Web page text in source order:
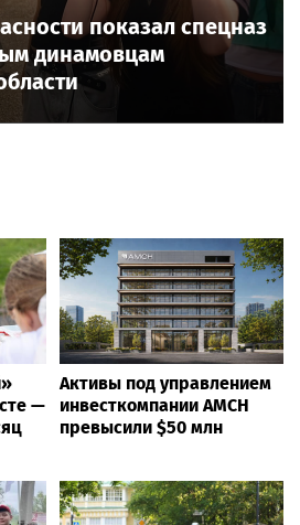
показал спецназ
динамовцам
—
Активы под управлением
инвесткомпании AMCH
превысили $50 млн